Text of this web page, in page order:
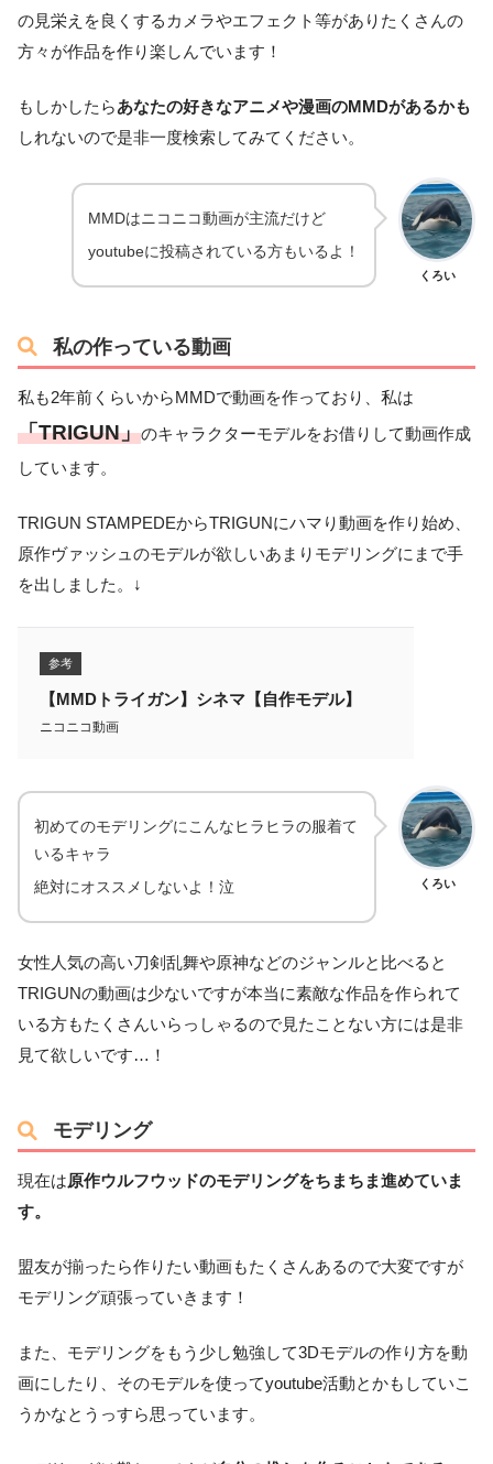
の見栄えを良くするカメラやエフェクト等がありたくさんの
方々が作品を作り楽しんでいます！
もしかしたらあなたの好きなアニメや漫画のMMDがあるかも
しれないので是非一度検索してみてください。
くろい
MMDはニコニコ動画が主流だけど
youtubeに投稿されている方もいるよ！
私の作っている動画
私も2年前くらいからMMDで動画を作っており、私は
「TRIGUN」のキャラクターモデルをお借りして動画作成
しています。
TRIGUN STAMPEDEからTRIGUNにハマり動画を作り始め、
原作ヴァッシュのモデルが欲しいあまりモデリングにまで手
を出しました。↓
参考
【MMDトライガン】シネマ【自作モデル】
ニコニコ動画
くろい
初めてのモデリングにこんなヒラヒラの服着て
いるキャラ
絶対にオススメしないよ！泣
女性人気の高い刀剣乱舞や原神などのジャンルと比べると
TRIGUNの動画は少ないですが本当に素敵な作品を作られて
いる方もたくさんいらっしゃるので見たことない方には是非
見て欲しいです…！
モデリング
現在は原作ウルフウッドのモデリングをちまちま進めていま
す。
盟友が揃ったら作りたい動画もたくさんあるので大変ですが
モデリング頑張っていきます！
また、モデリングをもう少し勉強して3Dモデルの作り方を動
画にしたり、そのモデルを使ってyoutube活動とかもしていこ
うかなとうっすら思っています。